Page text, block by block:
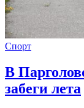
Спорт
В
забеги лета